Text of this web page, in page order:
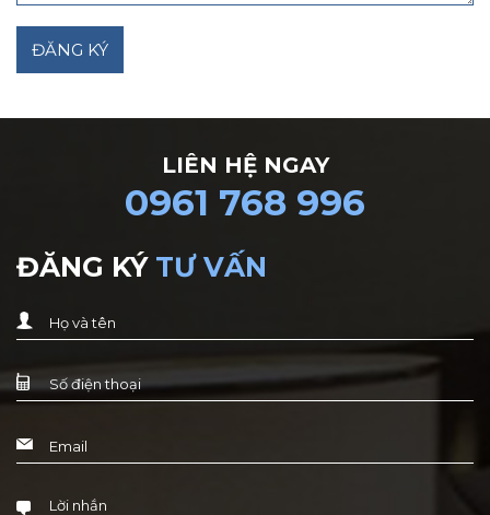
LIÊN HỆ NGAY
0961 768 996
ĐĂNG KÝ TƯ VẤN